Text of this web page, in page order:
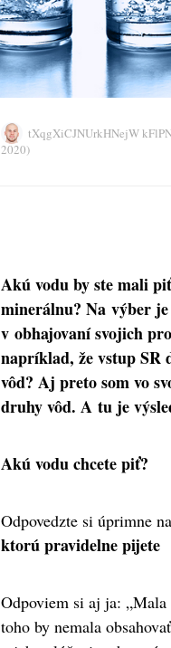
tXqgXiCJNUrkHNejW
2020)
Akú vodu by ste mali
minerálnu? Na výber
v obhajovaní svojich
napríklad, že vstup SR
vôd? Aj preto som vo
druhy vôd. A tu je
Akú vodu chcete piť?
Odpovedzte si úprimne
ktorú pravidelne pijete
Odpoviem si aj ja:
toho by nemala